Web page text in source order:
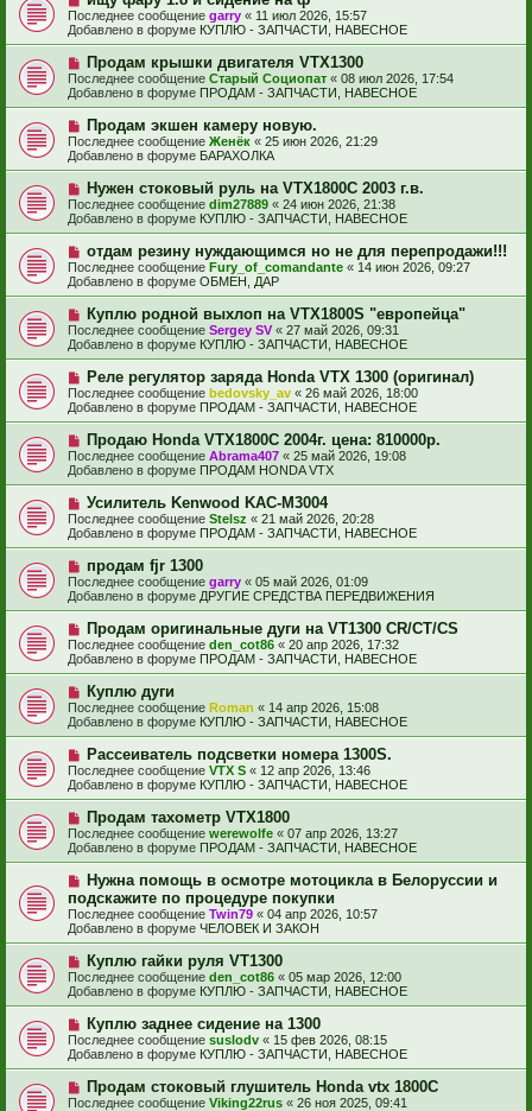
е
н
и
е
с
о
о
б
щ
е
н
и
е
о
в
е
с
о
о
б
щ
е
н
и
е
Последнее сообщение garry « 11 июл 2026, 15:57
Добавлено в форуме КУПЛЮ - ЗАПЧАСТИ, НАВЕСНОЕ
Н
о
в
е
с
о
о
б
щ
е
н
и
Продам крышки двигателя VTX1300
Последнее сообщение Старый Социопат « 08 июл 2026, 17:54
Добавлено в форуме ПРОДАМ - ЗАПЧАСТИ, НАВЕСНОЕ
Н
о
в
е
с
о
о
б
щ
е
н
и
е
Продам экшен камеру новую.
Последнее сообщение Женёк « 25 июн 2026, 21:29
Добавлено в форуме БАРАХОЛКА
Н
о
в
с
о
о
б
щ
е
н
и
е
Нужен стоковый руль на VTX1800C 2003 г.в.
Последнее сообщение dim27889 « 24 июн 2026, 21:38
Добавлено в форуме КУПЛЮ - ЗАПЧАСТИ, НАВЕСНОЕ
Н
о
в
е
с
о
о
б
щ
е
н
и
е
отдам резину нуждающимся но не для перепродажи!!!
Последнее сообщение Fury_of_comandante « 14 июн 2026, 09:27
Добавлено в форуме ОБМЕН, ДАР
Н
о
в
е
с
о
о
б
щ
е
н
и
е
Куплю родной выхлоп на VTX1800S "европейца"
Последнее сообщение Sergey SV « 27 май 2026, 09:31
Добавлено в форуме КУПЛЮ - ЗАПЧАСТИ, НАВЕСНОЕ
Н
о
в
е
с
о
о
б
щ
е
н
и
Реле регулятор заряда Honda VTX 1300 (оригинал)
Последнее сообщение bedovsky_av « 26 май 2026, 18:00
Добавлено в форуме ПРОДАМ - ЗАПЧАСТИ, НАВЕСНОЕ
Н
о
в
е
с
о
о
б
щ
е
н
и
е
Продаю Honda VTX1800С 2004г. цена: 810000р.
Последнее сообщение Abrama407 « 25 май 2026, 19:08
Добавлено в форуме ПРОДАМ HONDA VTX
Н
о
в
с
о
о
б
щ
е
н
и
е
Усилитель Kenwood KAC-M3004
Последнее сообщение Stelsz « 21 май 2026, 20:28
Добавлено в форуме ПРОДАМ - ЗАПЧАСТИ, НАВЕСНОЕ
Н
о
в
е
с
о
о
б
щ
е
н
и
е
продам fjr 1300
Последнее сообщение garry « 05 май 2026, 01:09
Добавлено в форуме ДРУГИЕ СРЕДСТВА ПЕРЕДВИЖЕНИЯ
Н
о
в
е
с
о
о
б
щ
е
н
и
е
Продам оригинальные дуги на VT1300 CR/CT/CS
Последнее сообщение den_cot86 « 20 апр 2026, 17:32
Добавлено в форуме ПРОДАМ - ЗАПЧАСТИ, НАВЕСНОЕ
Н
о
в
е
с
о
о
б
щ
е
н
и
е
Куплю дуги
Последнее сообщение Roman « 14 апр 2026, 15:08
Добавлено в форуме КУПЛЮ - ЗАПЧАСТИ, НАВЕСНОЕ
Н
о
в
е
с
о
о
б
щ
е
н
и
е
Рассеиватель подсветки номера 1300S.
Последнее сообщение VTX S « 12 апр 2026, 13:46
Добавлено в форуме КУПЛЮ - ЗАПЧАСТИ, НАВЕСНОЕ
Н
о
в
е
с
о
о
б
щ
е
и
е
Продам тахометр VTX1800
Последнее сообщение werewolfe « 07 апр 2026, 13:27
Добавлено в форуме ПРОДАМ - ЗАПЧАСТИ, НАВЕСНОЕ
Н
в
о
е
с
о
б
щ
е
и
е
Нужна помощь в осмотре мотоцикла в Белоруссии и
подскажите по процедуре покупки
Последнее сообщение Twin79 « 04 апр 2026, 10:57
Добавлено в форуме ЧЕЛОВЕК И ЗАКОН
Н
о
в
е
с
о
о
б
щ
е
Куплю гайки руля VT1300
Последнее сообщение den_cot86 « 05 мар 2026, 12:00
Добавлено в форуме КУПЛЮ - ЗАПЧАСТИ, НАВЕСНОЕ
Н
о
в
е
с
о
Куплю заднее сидение на 1300
Последнее сообщение suslodv « 15 фев 2026, 08:15
Добавлено в форуме КУПЛЮ - ЗАПЧАСТИ, НАВЕСНОЕ
Н
о
Продам стоковый глушитель Honda vtx 1800C
Последнее сообщение Viking22rus « 26 ноя 2025, 09:41